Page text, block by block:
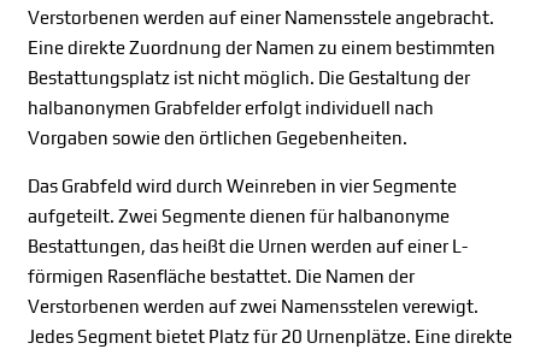
Verstorbenen werden auf einer Namensstele angebracht.
Eine direkte Zuordnung der Namen zu einem bestimmten
Bestattungsplatz ist nicht möglich. Die Gestaltung der
halbanonymen Grabfelder erfolgt individuell nach
Vorgaben sowie den örtlichen Gegebenheiten.
Das Grabfeld wird durch Weinreben in vier Segmente
aufgeteilt. Zwei Segmente dienen für halbanonyme
Bestattungen, das heißt die Urnen werden auf einer L-
förmigen Rasenfläche bestattet. Die Namen der
Verstorbenen werden auf zwei Namensstelen verewigt.
Jedes Segment bietet Platz für 20 Urnenplätze. Eine direkte